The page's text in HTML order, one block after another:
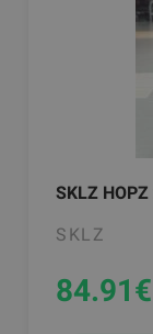
SKLZ
SKLZ
84.91€